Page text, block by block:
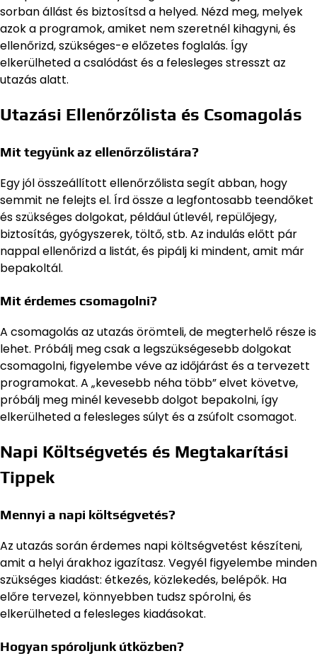
sorban állást és biztosítsd a helyed. Nézd meg, melyek
azok a programok, amiket nem szeretnél kihagyni, és
ellenőrizd, szükséges-e előzetes foglalás. Így
elkerülheted a csalódást és a felesleges stresszt az
utazás alatt.
Utazási Ellenőrzőlista és Csomagolás
Mit tegyünk az ellenőrzőlistára?
Egy jól összeállított ellenőrzőlista segít abban, hogy
semmit ne felejts el. Írd össze a legfontosabb teendőket
és szükséges dolgokat, például útlevél, repülőjegy,
biztosítás, gyógyszerek, töltő, stb. Az indulás előtt pár
nappal ellenőrizd a listát, és pipálj ki mindent, amit már
bepakoltál.
Mit érdemes csomagolni?
A csomagolás az utazás örömteli, de megterhelő része is
lehet. Próbálj meg csak a legszükségesebb dolgokat
csomagolni, figyelembe véve az időjárást és a tervezett
programokat. A „kevesebb néha több” elvet követve,
próbálj meg minél kevesebb dolgot bepakolni, így
elkerülheted a felesleges súlyt és a zsúfolt csomagot.
Napi Költségvetés és Megtakarítási
Tippek
Mennyi a napi költségvetés?
Az utazás során érdemes napi költségvetést készíteni,
amit a helyi árakhoz igazítasz. Vegyél figyelembe minden
szükséges kiadást: étkezés, közlekedés, belépők. Ha
előre tervezel, könnyebben tudsz spórolni, és
elkerülheted a felesleges kiadásokat.
Hogyan spóroljunk útközben?